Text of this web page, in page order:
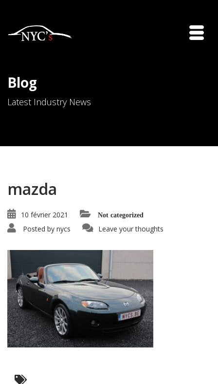
Blog
Latest Industry News
mazda
10 février 2021 Not categorized
Posted by nycs Leave your thoughts